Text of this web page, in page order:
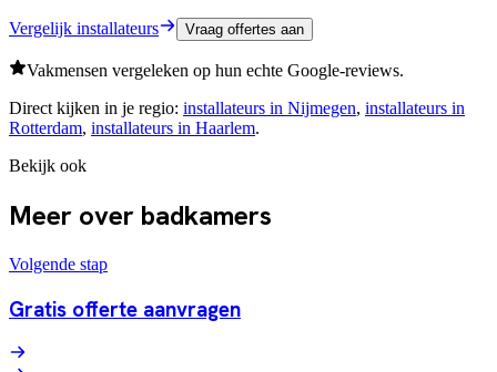
Vergelijk installateurs Vraag offertes aan
Vakmensen vergeleken op hun echte Google-reviews.
Direct kijken in je regio: installateurs in Nijmegen, installateurs in
Rotterdam, installateurs in Haarlem.
Bekijk ook
Meer over badkamers
Volgende stap
Gratis offerte aanvragen